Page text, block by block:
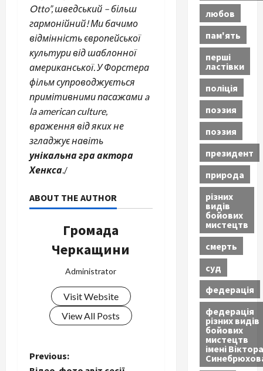
Otto”, шведський – більш
гармонійний! Ми бачимо
відмінність європейської
культури від шаблонної
американської. У Форстера
фільм супроводжується
примітивними пасажами a
la american culture,
враження від яких не
згладжує навіть
унікальна гра актора
Хенкса./
ABOUT THE AUTHOR
Громада
Черкащини
Administrator
Visit Website
View All Posts
P
Previous:
любов
пам'ять
перші
ластівки
поліція
поэзия
поэзия
президент
природа
різних
видів
бойових
мистецтв
смерть
суд
федерація
федерація
різних видів
бойових
мистецтв
імені Віктора